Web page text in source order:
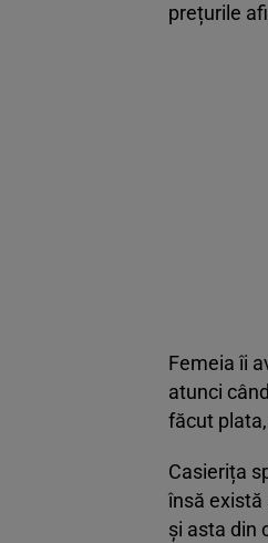
prețurile
Femeia îi
atunci
făcut
Casierița
însă există
și asta din